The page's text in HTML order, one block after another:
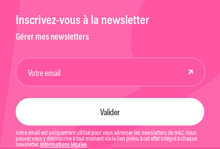
Inscrivez-vous à la newsletter
Gérer mes newsletters
Votre email est uniquement utilisé pour vous adresser les newsletters de mk2. Vous
pouvez vous y désinscrire à tout moment via le lien prévu à cet effet intégré à chaque
newsletter. Informations légales